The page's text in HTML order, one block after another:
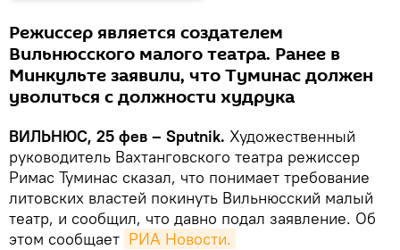
Режиссер является создателем
Вильнюсского малого театра. Ранее в
Минкульте заявили, что Туминас должен
уволиться с должности худрука
ВИЛЬНЮС, 25 фев – Sputnik. Художественный
руководитель Вахтанговского театра режиссер
Римас Туминас сказал, что понимает требование
литовских властей покинуть Вильнюсский малый
театр, и сообщил, что давно подал заявление. Об
этом сообщает РИА Новости.